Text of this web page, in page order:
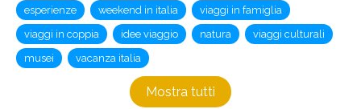
esperienze
weekend in italia
viaggi in famiglia
viaggi in coppia
idee viaggio natura
viaggi culturali
musei
vacanza italia
Mostra tutti